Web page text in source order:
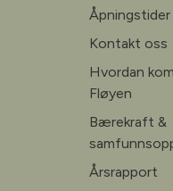
Åpningstider
Kontakt oss
Hvordan
Fløyen
Bærekraft &
Årsrapport